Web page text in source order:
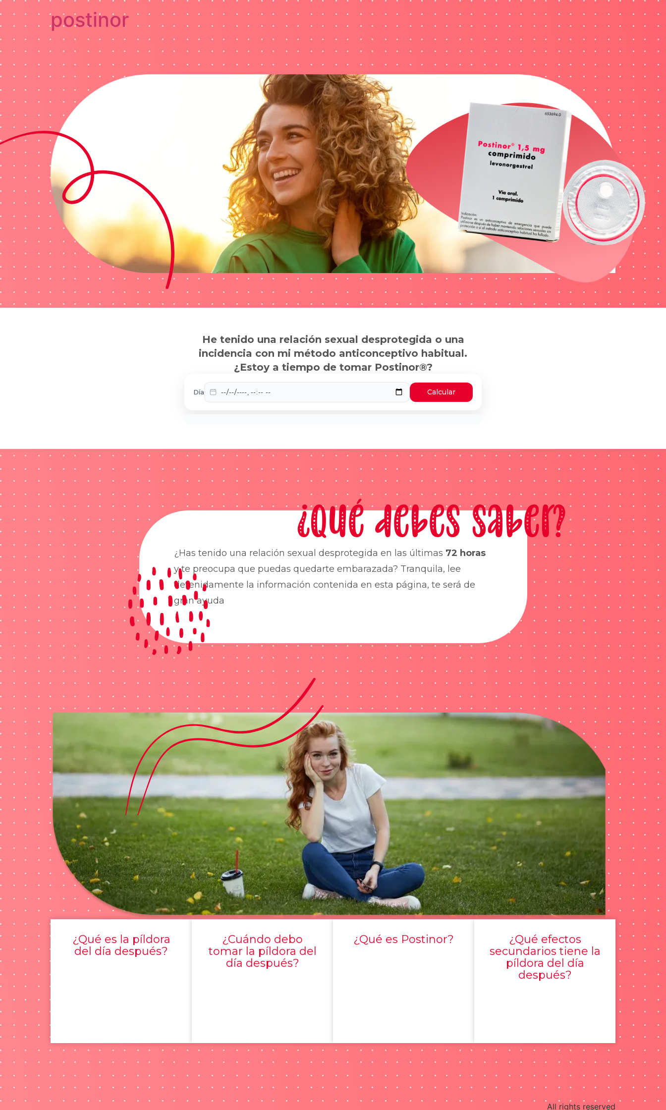
postinor
He tenido una relación sexual desprotegida o una
incidencia con mi método anticonceptivo habitual.
¿Estoy a tiempo de tomar Postinor®?
Día Calcular
¿Qué debes saber?
¿Has tenido una relación sexual desprotegida en las últimas 72 horas
y te preocupa que puedas quedarte embarazada? Tranquila, lee
detenidamente la información contenida en esta página, te será de
gran ayuda
¿Qué es la píldora
del día después?
¿Cuándo debo
tomar la píldora del
día después?
¿Qué es Postinor?
¿Qué efectos
secundarios tiene la
píldora del día
después?
All rights reserved